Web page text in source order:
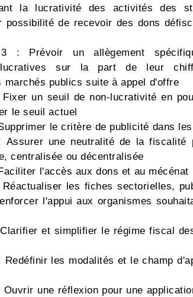
la lucrativité des activités des
possibilité de recevoir des dons
: Prévoir un allègement
lucratives sur la part de leur
marchés publics suite à appel d'offre
un seuil de non-lucrativité en
le seuil actuel
le critère de publicité dans
Assurer une neutralité de la fiscalité
centralisée ou décentralisée
l'accès aux dons et au mécénat
les fiches sectorielles,
l'appui aux organismes
et simplifier le régime fiscal
Redéfinir les modalités et le champ
Ouvrir une réflexion pour une